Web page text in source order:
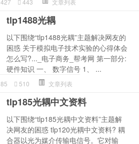
427 443 文章列表
tlp1488光耦
以下围绕“tlp1488光耦”主题解决网友的
困惑 关于模拟电子技术实验的心得体会
怎么写?..._电子商务_帮考网 第一部分:
硬件知识 一、 数字信号 1、 ...
85 510 文章列表
tlp185光耦中文资料
以下围绕“tlp185光耦中文资料”主题解
决网友的困惑 tlp120光耦中文资料? 耦
合器以光为媒介传输电信号。它对输